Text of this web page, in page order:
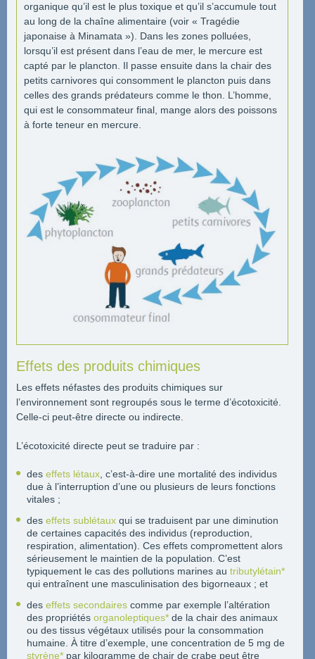
organique qu’il est le plus toxique et qu’il s’accumule tout
au long de la chaîne alimentaire (voir « Tragédie
japonaise à Minamata »). Dans les zones polluées,
lorsqu’il est présent dans l’eau de mer, le mercure est
capté par le plancton. Il passe ensuite dans la chair des
petits carnivores qui consomment le plancton puis dans
celles des grands prédateurs comme le thon. L’homme,
qui est le consommateur final, mange alors des poissons
à forte teneur en mercure.
Effets des produits chimiques
Les effets néfastes des produits chimiques sur
l’environnement sont regroupés sous le terme d’écotoxicité.
Celle-ci peut-être directe ou indirecte.
L’écotoxicité directe peut se traduire par :
des effets létaux, c’est-à-dire une mortalité des individus
due à l’interruption d’une ou plusieurs de leurs fonctions
vitales ;
des effets sublétauxqui se traduisent par une diminution
de certaines capacités des individus (reproduction,
respiration, alimentation). Ces effets compromettent alors
sérieusement le maintien de la population. C’est
typiquement le cas des pollutions marines au tributylétain*
qui entraînent une masculinisation des bigorneaux ; et
des effets secondairescomme par exemple l’altération
des propriétés organoleptiques*de la chair des animaux
ou des tissus végétaux utilisés pour la consommation
humaine. À titre d’exemple, une concentration de 5 mg de
styrène*par kilogramme de chair de crabe peut être